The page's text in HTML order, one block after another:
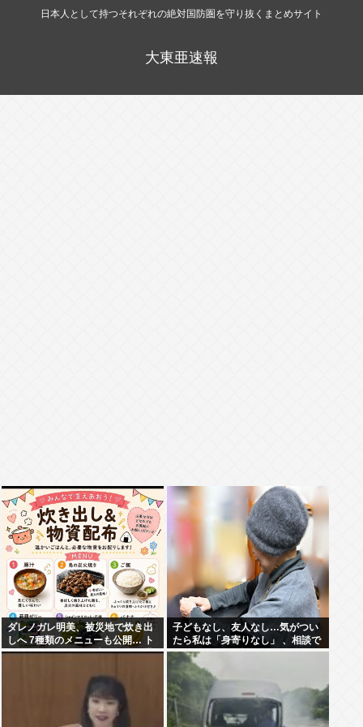
日本人として持つそれぞれの絶対国防圏を守り抜くまとめサイト
大東亜速報
ダレノガレ明美、被災地で炊き出
しへ 7種類のメニューも公開… ト
ラック、バスなどに大量物資を搭
子どもなし、友人なし…気がつい
たら私は「身寄りなし」 、相談で
きるのはどこの誰？